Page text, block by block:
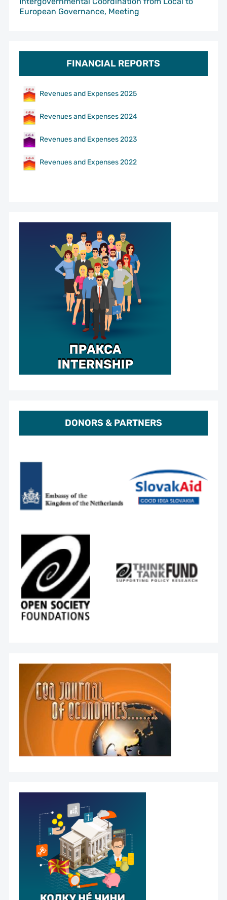
European Governance, Meeting
FINANCIAL REPORTS
Revenues and Expenses 2025
Revenues and Expenses 2024
Revenues and Expenses 2023
Revenues and Expenses 2022
DONORS & PARTNERS